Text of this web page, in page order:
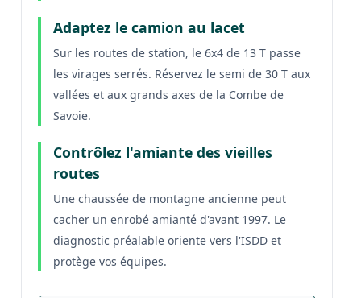
Adaptez le camion au lacet
Sur les routes de station, le 6x4 de 13 T passe
les virages serrés. Réservez le semi de 30 T aux
vallées et aux grands axes de la Combe de
Savoie.
Contrôlez l'amiante des vieilles
routes
Une chaussée de montagne ancienne peut
cacher un enrobé amianté d'avant 1997. Le
diagnostic préalable oriente vers l'ISDD et
protège vos équipes.